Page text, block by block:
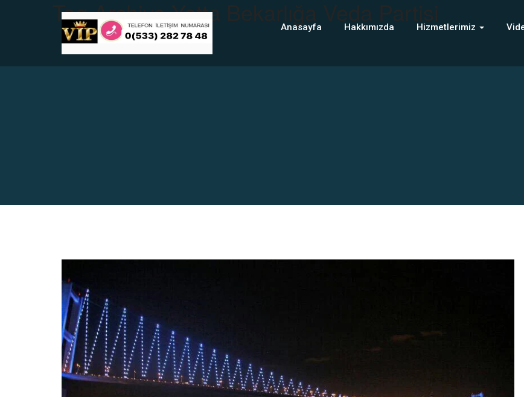
Anasayfa Hakkımızda Hizmetlerimiz
Tag ArchiveYatta Bekarlığa Veda Partisi